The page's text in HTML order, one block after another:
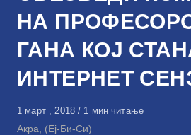
НА
ГАНА КОЈ
ИНТЕРНЕТ
Објавено
на
1 март , 2018 1 мин читање
Акра, (Еј-Би-Си)